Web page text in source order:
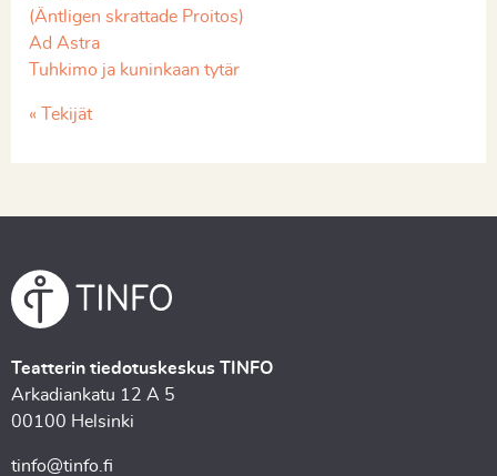
(Äntligen skrattade Proitos)
Ad Astra
Tuhkimo ja kuninkaan tytär
« Tekijät
Teatterin tiedotuskeskus TINFO
Arkadiankatu 12 A 5
00100 Helsinki
tinfo@tinfo.fi